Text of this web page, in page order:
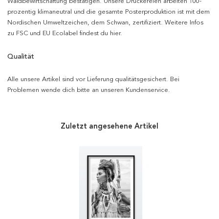
prozentig klimaneutral und die gesamte Posterproduktion ist mit dem
Nordischen Umweltzeichen, dem Schwan, zertifiziert. Weitere Infos
zu FSC und EU Ecolabel findest du hier.
Qualität
Alle unsere Artikel sind vor Lieferung qualitätsgesichert. Bei
Problemen wende dich bitte an unseren Kundenservice.
Zuletzt angesehene Artikel